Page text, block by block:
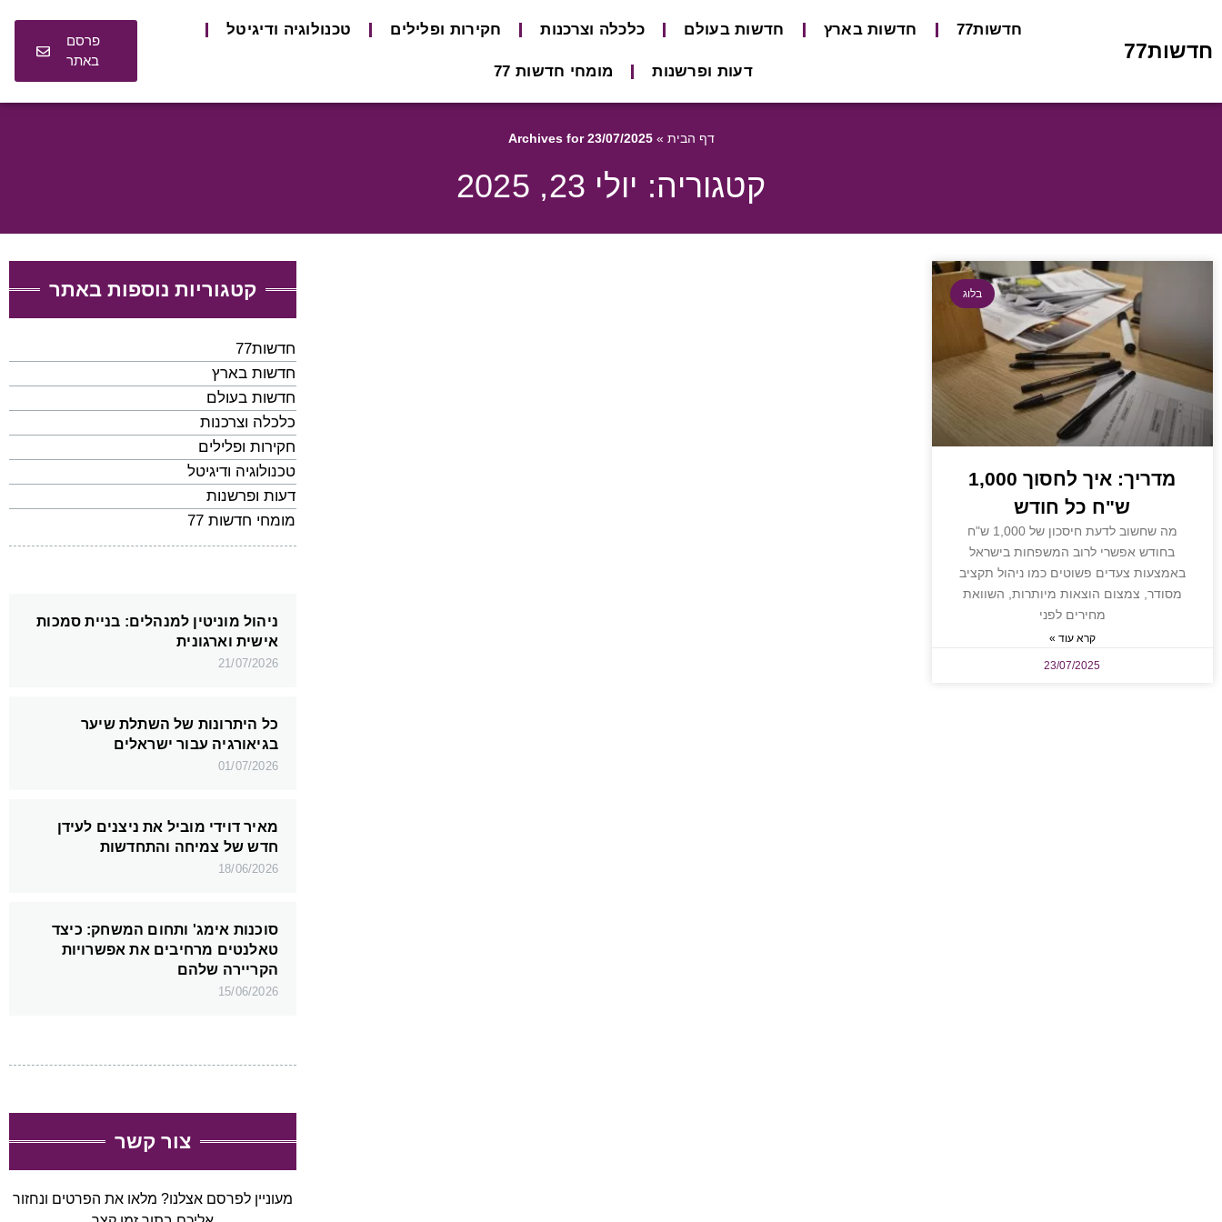
חדשות77
חדשות77 חדשות בארץ חדשות בעולם כלכלה וצרכנות חקירות ופלילים טכנולוגיה ודיגיטל
דעות ופרשנות מומחי חדשות 77
פרסם
באתר
דף הבית »
Archives for 23/07/2025
קטגוריה: יולי 23, 2025
בלוג
מדריך: איך לחסוך 1,000
ש"ח כל חודש
מה שחשוב לדעת חיסכון של 1,000 ש"ח
בחודש אפשרי לרוב המשפחות בישראל
באמצעות צעדים פשוטים כמו ניהול תקציב
מסודר, צמצום הוצאות מיותרות, השוואת
מחירים לפני
קרא עוד »
23/07/2025
קטגוריות נוספות באתר
חדשות77
חדשות בארץ
חדשות בעולם
כלכלה וצרכנות
חקירות ופלילים
טכנולוגיה ודיגיטל
דעות ופרשנות
מומחי חדשות 77
ניהול מוניטין למנהלים: בניית סמכות
אישית וארגונית
21/07/2026
כל היתרונות של השתלת שיער
בגיאורגיה עבור ישראלים
01/07/2026
מאיר דוידי מוביל את ניצנים לעידן
חדש של צמיחה והתחדשות
18/06/2026
סוכנות אימג' ותחום המשחק: כיצד
טאלנטים מרחיבים את אפשרויות
הקריירה שלהם
15/06/2026
צור קשר
מעוניין לפרסם אצלנו? מלאו את הפרטים ונחזור